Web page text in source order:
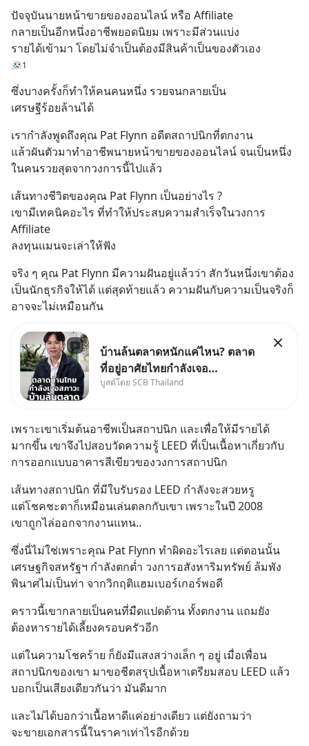
ปัจจุบันนายหน้าขายของออนไลน์ หรือ Affiliate
กลายเป็นอีกหนึ่งอาชีพยอดนิยม เพราะมีส่วนแบ่ง
รายได้เข้ามา โดยไม่จำเป็นต้องมีสินค้าเป็นของตัวเอง
1
ซึ่งบางครั้งก็ทำให้คนคนหนึ่ง รวยจนกลายเป็น
เศรษฐีร้อยล้านได้
เรากำลังพูดถึงคุณ Pat Flynn อดีตสถาปนิกที่ตกงาน
แล้วผันตัวมาทำอาชีพนายหน้าขายของออนไลน์ จนเป็นหนึ่ง
ในคนรวยสุดจากวงการนี้ไปแล้ว
เส้นทางชีวิตของคุณ Pat Flynn เป็นอย่างไร ?
เขามีเทคนิคอะไร ที่ทำให้ประสบความสำเร็จในวงการ
Affiliate
ลงทุนแมนจะเล่าให้ฟัง
จริง ๆ คุณ Pat Flynn มีความฝันอยู่แล้วว่า สักวันหนึ่งเขาต้อง
เป็นนักธุรกิจให้ได้ แต่สุดท้ายแล้ว ความฝันกับความเป็นจริงก็
อาจจะไม่เหมือนกัน
บ้านล้นตลาดหนักแค่ไหน? ตลาด
ที่อยู่อาศัยไทยกำลังเจอ
Oversupply หนักกว่าที่คิด และ
#บ้านล้นตลาด #เศรษฐกิจไทย
#EICAround #SCBThailand
สามารถดูคลิปท
บูสต์โดย SCB Thailand
เพราะเขาเริ่มต้นอาชีพเป็นสถาปนิก และเพื่อให้มีรายได้
มากขึ้น เขาจึงไปสอบวัดความรู้ LEED ที่เป็นเนื้อหาเกี่ยวกับ
การออกแบบอาคารสีเขียวของวงการสถาปนิก
เส้นทางสถาปนิก ที่มีใบรับรอง LEED กำลังจะสวยหรู
แต่โชคชะตาก็เหมือนเล่นตลกกับเขา เพราะในปี 2008
เขาถูกไล่ออกจากงานแทน..
ซึ่งนี่ไม่ใช่เพราะคุณ Pat Flynn ทำผิดอะไรเลย แต่ตอนนั้น
เศรษฐกิจสหรัฐฯ กำลังตกต่ำ วงการอสังหาริมทรัพย์ ล้มพัง
พินาศไม่เป็นท่า จากวิกฤติแฮมเบอร์เกอร์พอดี
คราวนี้เขากลายเป็นคนที่มืดแปดด้าน ทั้งตกงาน แถมยัง
ต้องหารายได้เลี้ยงครอบครัวอีก
แต่ในความโชคร้าย ก็ยังมีแสงสว่างเล็ก ๆ อยู่ เมื่อเพื่อน
สถาปนิกของเขา มาขอชีตสรุปเนื้อหาเตรียมสอบ LEED แล้ว
บอกเป็นเสียงเดียวกันว่า มันดีมาก
และไม่ได้บอกว่าเนื้อหาดีแค่อย่างเดียว แต่ยังถามว่า
จะขายเอกสารนี้ในราคาเท่าไรอีกด้วย